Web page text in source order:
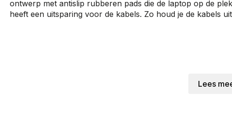
ontwerp met antislip rubberen pads die de laptop op de
heeft een uitsparing voor de kabels. Zo houd je de kabels
Lees